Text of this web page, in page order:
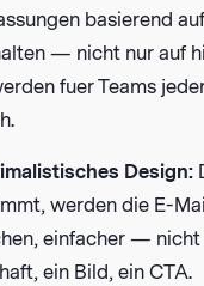
basierend
— nicht nur auf
fuer Teams
Design:
werden die E-
einfacher — nicht
ein Bild, ein CTA.